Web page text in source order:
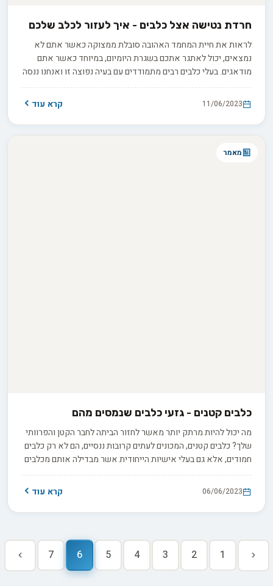
חרדת נטישה אצל כלבים - איך לעזור לכלב שלכם
לראות את חיית המחמד האהובה סובלת ממצוקה כאשר אתם לא
נמצאים, יכול לאתגר אתכם בשגרת היומיום, במיוחד כאשר אתם
מודאגים. בעלי כלבים רבים מתמודדים עם בעיה נפוצה זו ואנחנו ננסה
במדריך זה לעזור לכם.
11/06/2023 קרא עוד
מאמר
כלבים קטנים - גזעי כלבים שנמסים מהם
מה יכול להיות מרתק יותר מאשר לחזור הביתה לחבר הקטן והפרוותי
שלך? כלבים קטנים, המכונים לעתים קרובות ננסיים, הם לא רק כלבים
חמודים, אלא גם בעלי אישיות הייחודית אשר מבדילה אותם מכלבים
אחרים. כאשר אתם מחפשים את הכלב הקטן והמושלם שלכם, חשוב
שתכירו את המאפיינים, החוזקות והחולשות שלהם כדי לקבל את
ההחלטה המושכלת ביותר.
06/06/2023 קרא עוד
1
2
3
4
5
6
7